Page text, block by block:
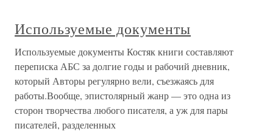
Используемые документы
Используемые документы Костяк книги составляют
переписка АБС за долгие годы и рабочий дневник,
который Авторы регулярно вели, съезжаясь для
работы.Вообще, эпистолярный жанр — это одна из
сторон творчества любого писателя, а уж для пары
писателей, разделенных